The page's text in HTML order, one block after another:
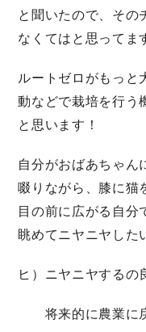
と聞いたので、その
なくてはと思ってま
ルートゼロがもっと
動などで栽培を行う
と思います！
自分がおばあちゃん
啜りながら、膝に猫
目の前に広がる自分
眺めてニヤニヤした
ヒ）ニヤニヤするの
将来的に農業に戻